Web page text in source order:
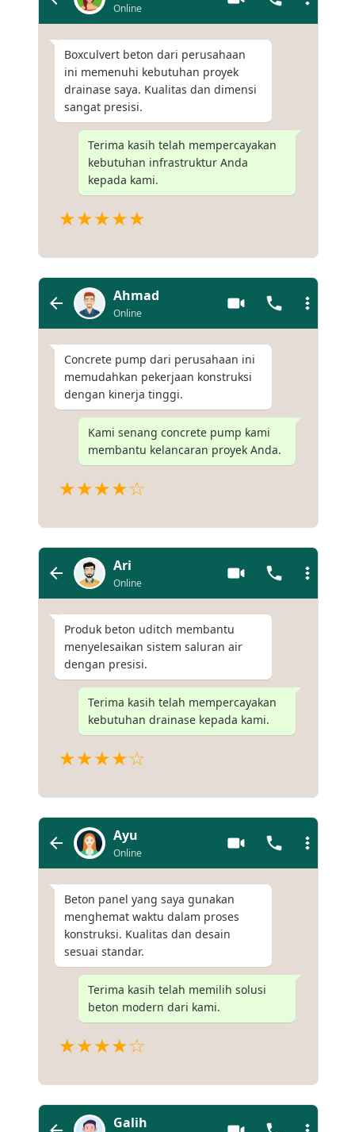
Online
Boxculvert beton dari perusahaan
ini memenuhi kebutuhan proyek
drainase saya. Kualitas dan dimensi
sangat presisi.
Terima kasih telah mempercayakan
kebutuhan infrastruktur Anda
kepada kami.
★★★★★
Ahmad
Online
Concrete pump dari perusahaan ini
memudahkan pekerjaan konstruksi
dengan kinerja tinggi.
Kami senang concrete pump kami
membantu kelancaran proyek Anda.
★★★★☆
Ari
Online
Produk beton uditch membantu
menyelesaikan sistem saluran air
dengan presisi.
Terima kasih telah mempercayakan
kebutuhan drainase kepada kami.
★★★★☆
Ayu
Online
Beton panel yang saya gunakan
menghemat waktu dalam proses
konstruksi. Kualitas dan desain
sesuai standar.
Terima kasih telah memilih solusi
beton modern dari kami.
★★★★☆
Galih